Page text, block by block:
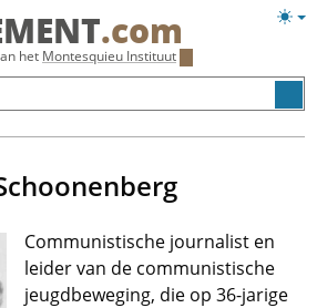
.com
het Montesquieu Instituut
Communistische journalist en
leider van de communistische
jeugdbeweging, die op 36-jarige